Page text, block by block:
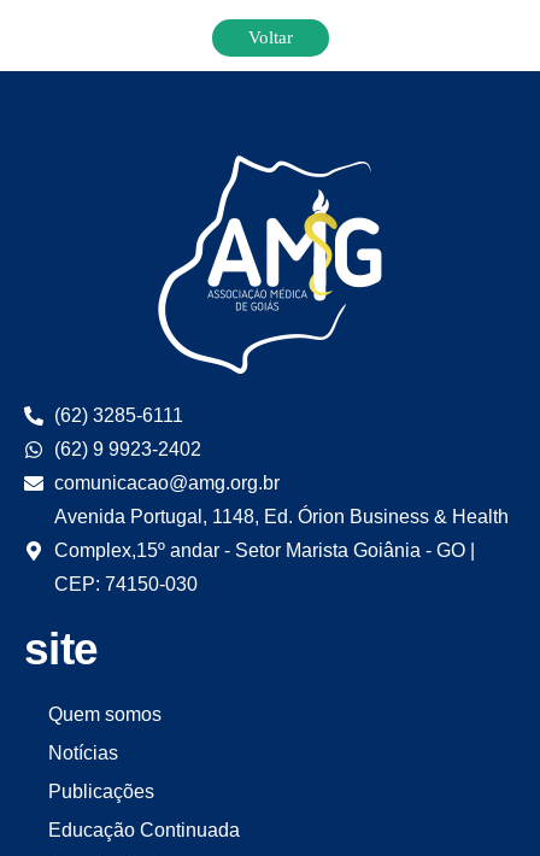
Voltar
(62) 3285-6111
(62) 9 9923-2402
comunicacao@amg.org.br
Avenida Portugal, 1148, Ed. Órion Business & Health
Complex,15º andar - Setor Marista Goiânia - GO |
CEP: 74150-030
site
Quem somos
Notícias
Publicações
Educação Continuada